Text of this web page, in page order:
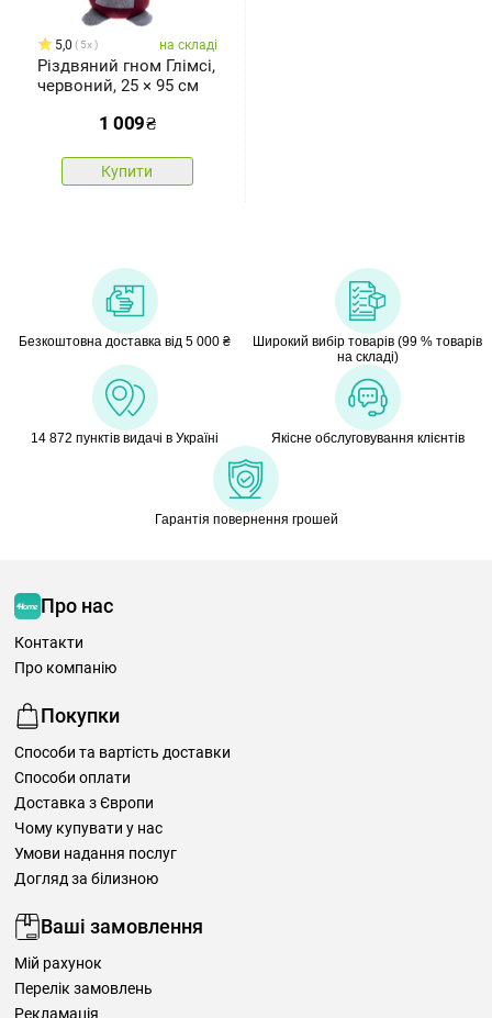
5,0 5x на складі
Різдвяний гном Глімсі,
червоний, 25 × 95 см
1 009₴
Купити
Безкоштовна доставка від 5 000 ₴
Широкий вибір товарів (99 % товарів
на складі)
14 872 пунктів видачі в Україні Якісне обслуговування клієнтів
Гарантія повернення грошей
Про нас
Контакти
Про компанію
Покупки
Способи та вартість доставки
Способи оплати
Доставка з Європи
Чому купувати у нас
Умови надання послуг
Догляд за білизною
Ваші замовлення
Мій рахунок
Перелік замовлень
Рекламація